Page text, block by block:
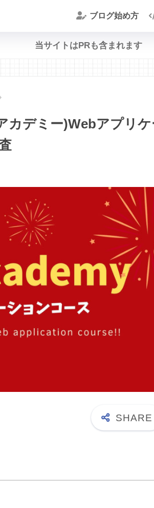
ブログ始め方
当サイトはPRも含まれます
カデミー)Webアプリケ